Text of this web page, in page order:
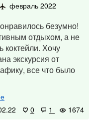
февраль 2022
безумно!
отдыхом, а не
коктейли. Хочу
экскурсия от
все что было
0 1 1674